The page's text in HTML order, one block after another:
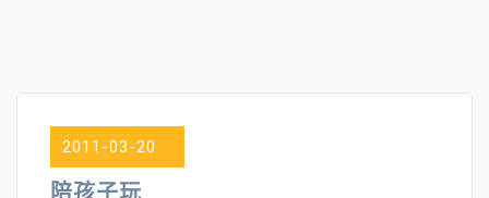
2011-03-20
陪孩子玩